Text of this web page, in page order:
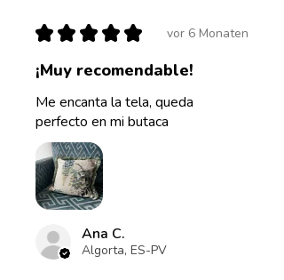
★ ★ ★ ★ ★ vor 6 Monaten
¡Muy recomendable!
Me encanta la tela, queda
perfecto en mi butaca
Ana C.
Algorta, ES-PV